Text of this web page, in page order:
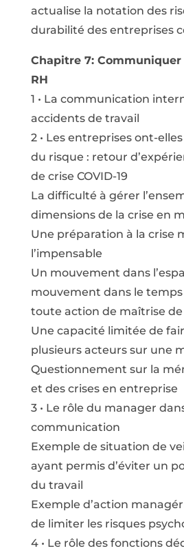
actualise la notation des
durabilité des entreprises
Chapitre 7:
RH
1 • La communication
accidents de travail
2 • Les entreprises ont-
du risque : retour
de crise COVID-19
La difficulté à gérer
dimensions de la crise en
Une préparation à la crise
l’impensable
Un mouvement dans
mouvement dans le
toute action de maîtrise de
Une capacité limitée de
plusieurs acteurs sur une
Questionnement sur la
et des crises en entreprise
3 • Le rôle du manager
communication
Exemple de situation de
ayant permis d’éviter un
du travail
Exemple d’action
de limiter les risques
4 • Le rôle des fonctions